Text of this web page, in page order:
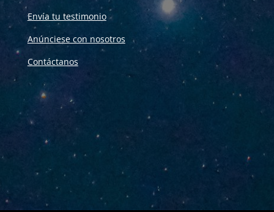
Envía tu testimonio
Anúnciese con nosotros
Contáctanos